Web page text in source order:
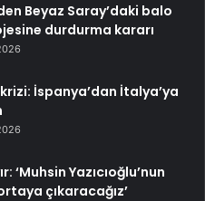
Beyaz Saray’daki balo
durdurma kararı
İspanya’dan İtalya’ya
‘Muhsin Yazıcıoğlu’nun
çıkaracağız’